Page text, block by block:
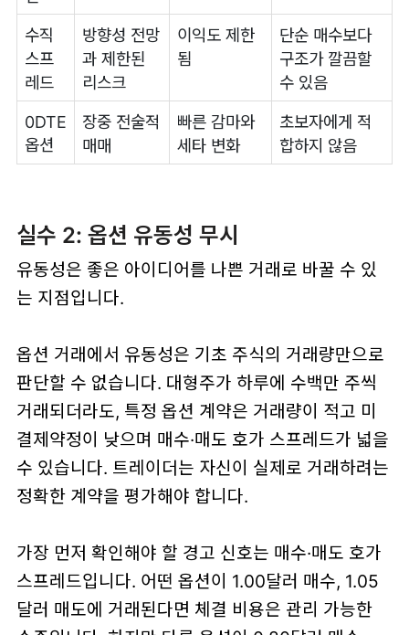
수직
스프
레드
방향성 전망
과 제한된
리스크
이익도 제한
됨
단순 매수보다
구조가 깔끔할
수 있음
0DTE
옵션
장중 전술적
매매
빠른 감마와
세타 변화
초보자에게 적
합하지 않음
실수 2: 옵션 유동성 무시
유동성은 좋은 아이디어를 나쁜 거래로 바꿀 수 있
는 지점입니다.
옵션 거래에서 유동성은 기초 주식의 거래량만으로
판단할 수 없습니다. 대형주가 하루에 수백만 주씩
거래되더라도, 특정 옵션 계약은 거래량이 적고 미
결제약정이 낮으며 매수·매도 호가 스프레드가 넓을
수 있습니다. 트레이더는 자신이 실제로 거래하려는
정확한 계약을 평가해야 합니다.
가장 먼저 확인해야 할 경고 신호는 매수·매도 호가
스프레드입니다. 어떤 옵션이 1.00달러 매수, 1.05
달러 매도에 거래된다면 체결 비용은 관리 가능한